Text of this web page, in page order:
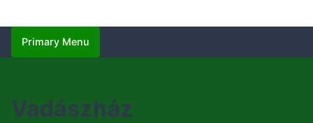
Primary Menu
Vadászház